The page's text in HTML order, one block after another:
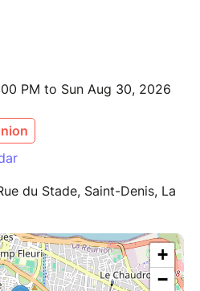
PM to Sun Aug 30, 2026
du Stade, Saint-Denis, La
+
−